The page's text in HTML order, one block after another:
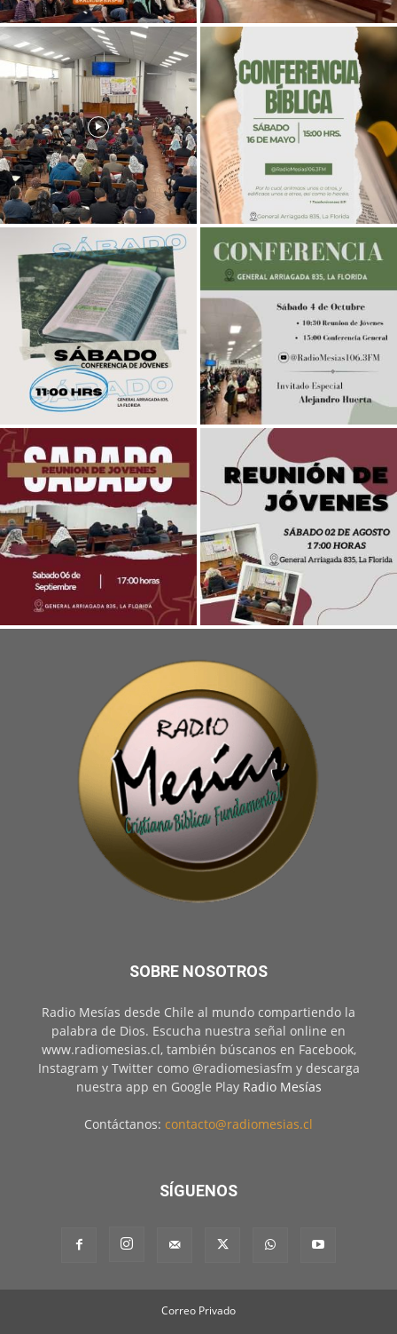
SOBRE NOSOTROS
Radio Mesías desde Chile al mundo compartiendo la
palabra de Dios. Escucha nuestra señal online en
www.radiomesias.cl, también búscanos en Facebook,
Instagram y Twitter como @radiomesiasfm y descarga
nuestra app en Google Play Radio Mesías
Contáctanos: contacto@radiomesias.cl
SÍGUENOS
Correo Privado